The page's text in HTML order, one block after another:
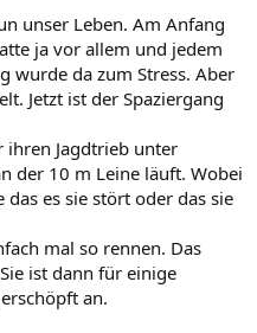
unser Leben. Am Anfang
ja vor allem und jedem
wurde da zum Stress. Aber
Jetzt ist der Spaziergang
ihren Jagdtrieb unter
der 10 m Leine läuft. Wobei
es sie stört oder das sie
mal so rennen. Das
ist dann für einige
an.